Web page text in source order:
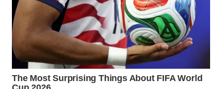
Wahana
Network
KONSUMEN
LISTRIK
MASYARAKAT